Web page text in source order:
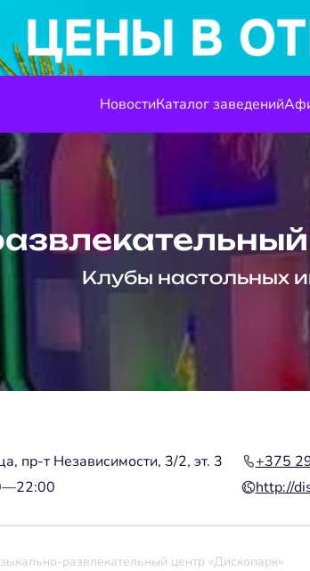
НовостиКаталог заведений
Клубы настольных
пр-т Независимости, 3/2, эт. 3
+375
http://
развлекательный центр «Дископарк»